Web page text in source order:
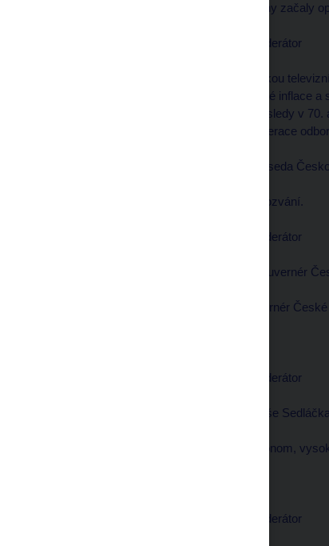
Ale pokud by akciové trhy začaly
Václav MORAVEC, moderátor
V rozhovoru pro americkou
což je kombinace vysoké inflace
obdobím stagflace naposledy v
Českomoravské konfederace
Josef STŘEDULA, předseda
Dobrý den. Děkuju za pozvání.
Václav MORAVEC, moderátor
Mé pozvání přijal i viceguvernér
Marek MORA, viceguvernér
Václav MORAVEC, moderátor
A vítám ekonoma Tomáše
Tomáš SEDLÁČEK, ekonom,
Václav MORAVEC, moderátor